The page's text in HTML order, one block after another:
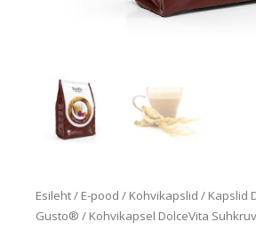
Esileht/ E-pood / Kohvikapslid / Kapslid
Gusto® / Kohvikapsel DolceVita